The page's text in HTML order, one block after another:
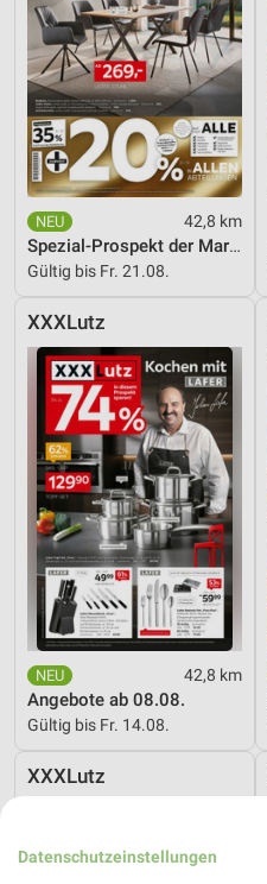
42,8 km
Spezial-Prospekt der Marken
Gültig bis Fr. 21.08.
XXXLutz
42,8 km
Angebote ab 08.08.
Gültig bis Fr. 14.08.
XXXLutz
Datenschutzeinstellungen